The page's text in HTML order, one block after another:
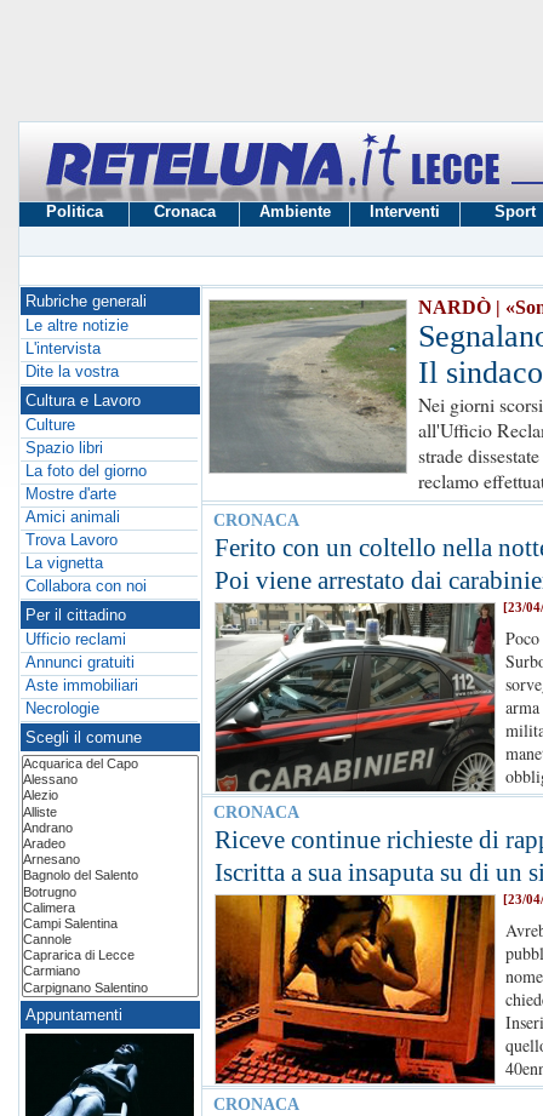
Politica Cronaca Ambiente Interventi Sport
Rubriche generali
Le altre notizie
L'intervista
Dite la vostra
Cultura e Lavoro
Culture
Spazio libri
La foto del giorno
Mostre d'arte
Amici animali
Trova Lavoro
La vignetta
Collabora con noi
Per il cittadino
Ufficio reclami
Annunci gratuiti
Aste immobiliari
Necrologie
Scegli il comune
Appuntamenti
NARDÒ |
Il
Nei giorni
all'Ufficio
strade
reclamo
CRONACA
Ferito con un coltello nella
Poi viene arrestato dai
[23/
CRONACA
Riceve continue richieste di
Iscritta a sua insaputa su di un
[23/
CRONACA